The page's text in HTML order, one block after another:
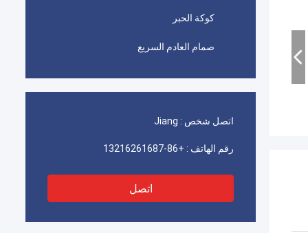
كوكة الحبر
صمام العادم السريع
اتصل شخص : Jiang
رقم الهاتف : +86-13216261687
اتصل